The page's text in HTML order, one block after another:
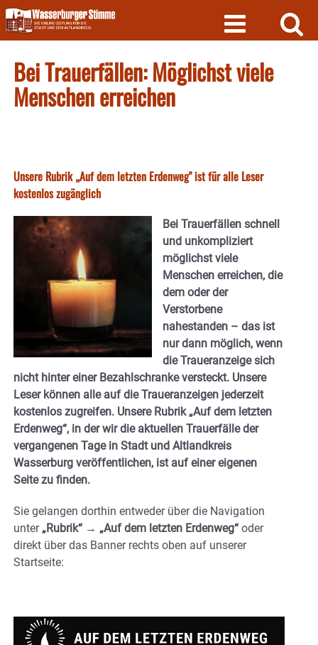
Skip
to
content
Bei Trauerfällen: Möglichst viele
Menschen erreichen
Unsere Rubrik „Auf dem letzten Erdenweg" ist für alle Leser
kostenlos zugänglich
Bei Trauerfällen schnell
und unkompliziert
möglichst viele
Menschen erreichen, die
dem oder der
Verstorbene
nahestanden – das ist
nur dann möglich, wenn
die Traueranzeige sich
nicht hinter einer Bezahlschranke versteckt. Unsere
Leser können alle auf die Traueranzeigen jederzeit
kostenlos zugreifen. Unsere Rubrik „Auf dem letzten
Erdenweg“, in der wir die aktuellen Trauerfälle der
vergangenen Tage in Stadt und Altlandkreis
Wasserburg veröffentlichen, ist auf einer eigenen
Seite zu finden.
Sie gelangen dorthin entweder über die Navigation
unter „Rubrik“ → „Auf dem letzten Erdenweg“ oder
direkt über das Banner rechts oben auf unserer
Startseite: